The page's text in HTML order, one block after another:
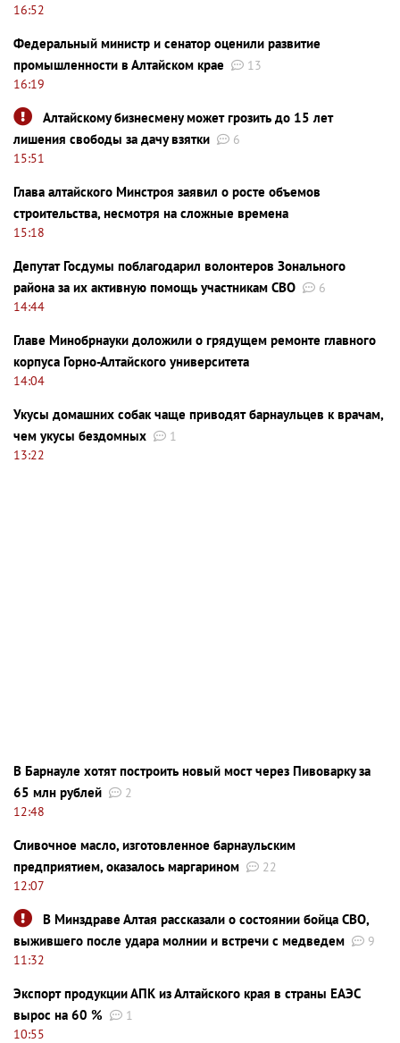
16:52
Федеральный министр и сенатор оценили развитие
промышленности в Алтайском крае
13
16:19
Алтайскому бизнесмену может грозить до 15 лет
лишения свободы за дачу взятки
6
15:51
Глава алтайского Минстроя заявил о росте объемов
строительства, несмотря на сложные времена
15:18
Депутат Госдумы поблагодарил волонтеров Зонального
района за их активную помощь участникам СВО
6
14:44
Главе Минобрнауки доложили о грядущем ремонте главного
корпуса Горно-Алтайского университета
14:04
Укусы домашних собак чаще приводят барнаульцев к врачам,
чем укусы бездомных
1
13:22
В Барнауле хотят построить новый мост через Пивоварку за
65 млн рублей
2
12:48
Сливочное масло, изготовленное барнаульским
предприятием, оказалось маргарином
22
12:07
В Минздраве Алтая рассказали о состоянии бойца СВО,
выжившего после удара молнии и встречи с медведем
9
11:32
Экспорт продукции АПК из Алтайского края в страны ЕАЭС
вырос на 60 %
1
10:55